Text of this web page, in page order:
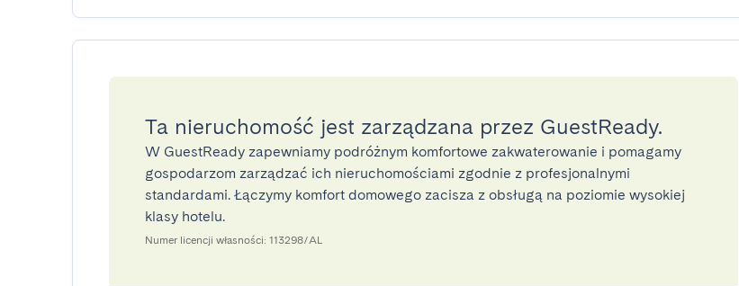
Ta nieruchomość jest zarządzana przez GuestReady.
W GuestReady zapewniamy podróżnym komfortowe zakwaterowanie i pomagamy
gospodarzom zarządzać ich nieruchomościami zgodnie z profesjonalnymi
standardami. Łączymy komfort domowego zacisza z obsługą na poziomie wysokiej
klasy hotelu.
Numer licencji własności: 113298/AL